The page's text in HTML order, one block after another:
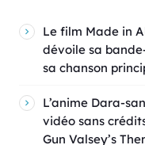
Le film Made in
dévoile sa
sa chanson
L’anime Dara-
vidéo sans
Gun Valsey’s